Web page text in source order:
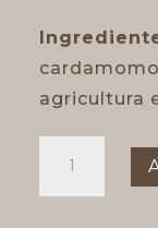
agricultura
Cardamomo
molido
eco